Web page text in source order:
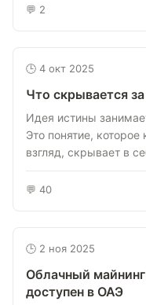
💬 2
🕒 4 окт 2025
Что скрывается
Идея истины
Это понятие,
взгляд, скрывает в
💬 40
🕒 2 ноя 2025
Облачный
доступен в ОАЭ